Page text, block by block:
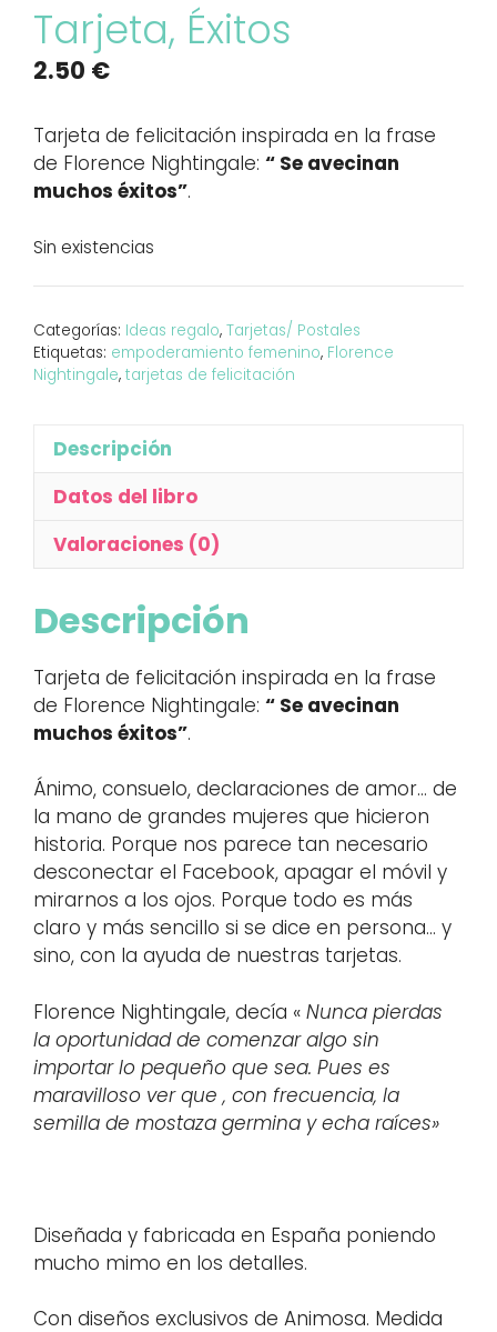
Tarjeta, Éxitos
2.50 €
Tarjeta de felicitación inspirada en la frase
de Florence Nightingale: “ Se avecinan
muchos éxitos”.
Sin existencias
Categorías: Ideas regalo, Tarjetas/ Postales
Etiquetas: empoderamiento femenino, Florence
Nightingale, tarjetas de felicitación
Descripción
Datos del libro
Valoraciones (0)
Descripción
Tarjeta de felicitación inspirada en la frase
de Florence Nightingale: “ Se avecinan
muchos éxitos”.
Ánimo, consuelo, declaraciones de amor… de
la mano de grandes mujeres que hicieron
historia. Porque nos parece tan necesario
desconectar el Facebook, apagar el móvil y
mirarnos a los ojos. Porque todo es más
claro y más sencillo si se dice en persona… y
sino, con la ayuda de nuestras tarjetas.
Florence Nightingale, decía « Nunca pierdas
la oportunidad de comenzar algo sin
importar lo pequeño que sea. Pues es
maravilloso ver que , con frecuencia, la
semilla de mostaza germina y echa raíces»
Diseñada y fabricada en España poniendo
mucho mimo en los detalles.
Con diseños exclusivos de Animosa. Medida